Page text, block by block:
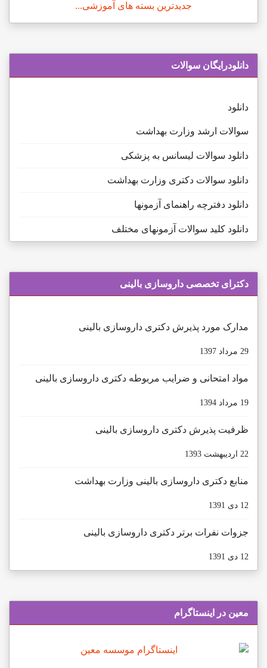
جدیدترین بسته های آموزشی...
دانلودرایگان سوالات
دانلود
سوالات ارشد وزارت بهداشت
دانلود سوالات لیسانس به پزشکی
دانلود سوالات دکتری وزارت بهداشت
دانلود دفترچه راهنمای آزمونها
دانلود کلید سوالات آزمونهای مختلف
دكترای تخصصی داروسازی بالينی
مدارک مورد پذیرش دکتری داروسازی بالینی
29 مرداد 1397
مواد امتحانی و ضرایب مربوطه دکتری داروسازی بالینی
19 مرداد 1394
ظرفیت پذیرش دکتری داروسازی بالینی
22 ارديبهشت 1393
منابع دکتری داروسازی بالینی وزارت بهداشت
12 دی 1391
جزوات نفرات برتر دکتری داروسازی بالینی
12 دی 1391
معین در اینستاگرام